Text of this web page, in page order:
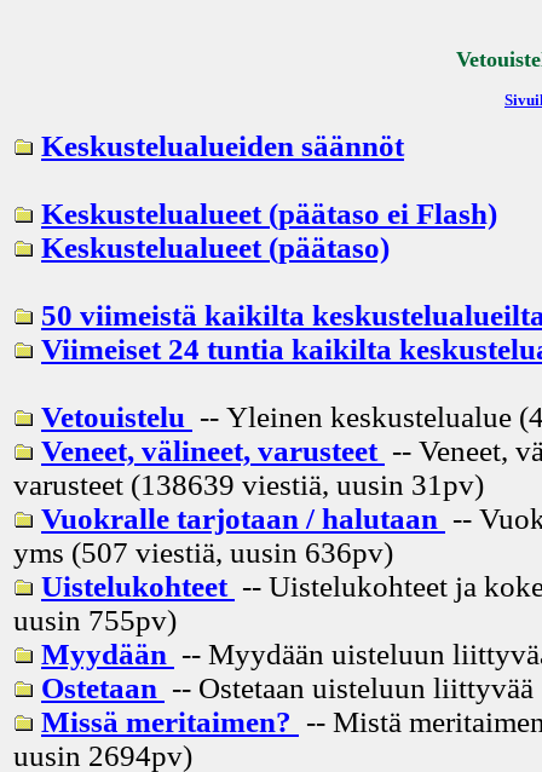
Keskustelualueiden säännöt
Keskustelualueet (päätaso ei Flash)
Keskustelualueet (päätaso)
50 viimeistä kaikilta
Viimeiset 24 tuntia kaikilta
Vetouistelu -- Yleinen keskustelualue
Veneet, välineet, varusteet -- Veneet,
varusteet (138639 viestiä, uusin 31pv)
Vuokralle tarjotaan / halutaan --
yms (507 viestiä, uusin 636pv)
Uistelukohteet -- Uistelukohteet ja
uusin 755pv)
Myydään -- Myydään uisteluun
Ostetaan -- Ostetaan uisteluun
Missä meritaimen? -- Mistä
uusin 2694pv)